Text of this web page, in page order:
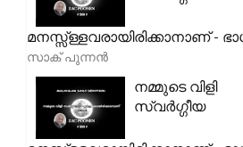
മനസ്സ്ള്ളവരായിരിക്കാനാണ് -
സാക് പുന്നൻ
നമ്മുടെ വിളി
സ്വർഗ്ഗീയ